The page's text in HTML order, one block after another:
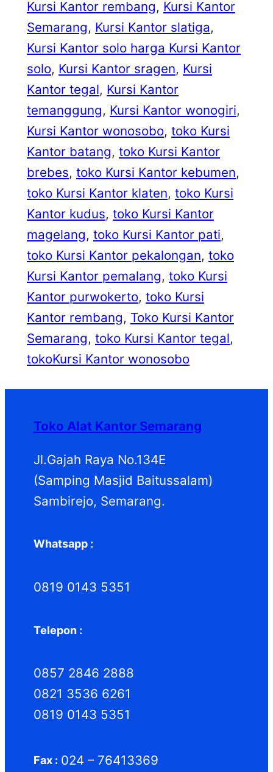
Kursi Kantor rembang, Kursi Kantor
Semarang, Kursi Kantor slatiga
Kursi Kantor solo harga Kursi Kantor
solo, Kursi Kantor sragen, Kursi
Kantor tegal, Kursi Kantor
temanggung, Kursi Kantor wonogiri
Kursi Kantor wonosobo, toko Kursi
Kantor batang, toko Kursi Kantor
brebes, toko Kursi Kantor kebumen
toko Kursi Kantor klaten, toko Kursi
Kantor kudus, toko Kursi Kantor
magelang, toko Kursi Kantor pati
toko Kursi Kantor pekalongan, toko
Kursi Kantor pemalang, toko Kursi
Kantor purwokerto, toko Kursi
Kantor rembang, Toko Kursi Kantor
Semarang, toko Kursi Kantor tegal
tokoKursi Kantor wonosobo
Toko Alat Kantor Semarang
Jl.Gajah Raya No.134E
(Samping Masjid Baitussalam)
Sambirejo, Semarang.
Whatsapp :
0819 0143 5351
Telepon :
0857 2846 2888
0821 3536 6261
0819 0143 5351
Fax : 024 – 76413369